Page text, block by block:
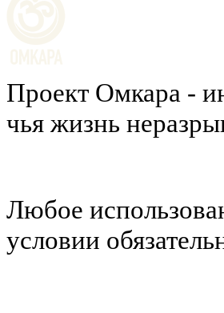
Проект Омкара -
чья жизнь
Любое
условии